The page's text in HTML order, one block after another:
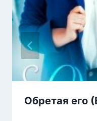
Обретая его